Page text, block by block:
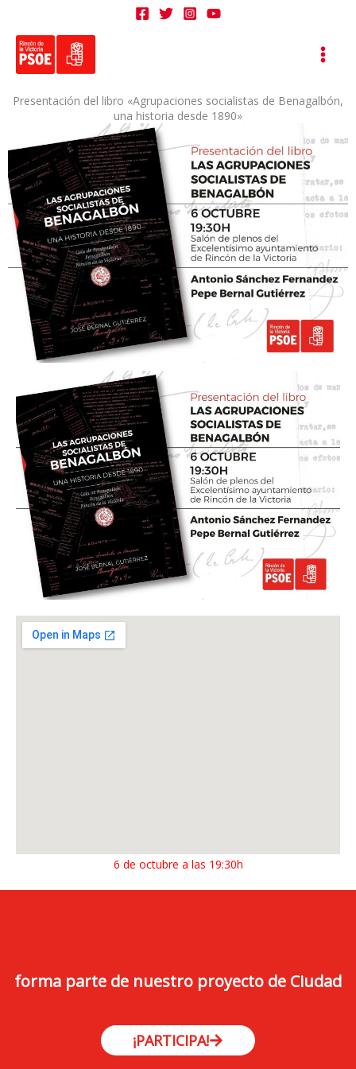
contenido
Presentación del libro «Agrupaciones socialistas de Benagalbón,
una historia desde 1890»
6 de octubre a las 19:30h
forma parte de nuestro proyecto de Ciudad
¡PARTICIPA!